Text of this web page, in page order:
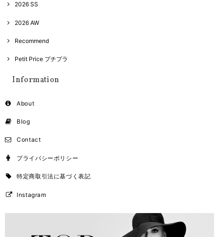
2026 SS
2026 AW
Recommend
Petit Price プチプラ
Information
About
Blog
Contact
プライバシーポリシー
特定商取引法に基づく表記
Instagram